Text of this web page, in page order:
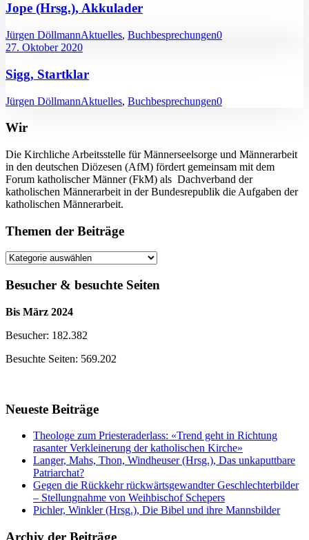
Jope (Hrsg.), Akkulader
Jürgen DöllmannAktuelles, Buchbesprechungen0
27. Oktober 2020
Sigg, Startklar
Jürgen DöllmannAktuelles, Buchbesprechungen0
Wir
Die Kirchliche Arbeitsstelle für Männerseelsorge und Männerarbeit
in den deutschen Diözesen (AfM) fördert gemeinsam mit dem
Forum katholischer Männer (FkM) als Dachverband der
katholischen Männerarbeit in der Bundesrepublik die Aufgaben der
katholischen Männerarbeit.
Themen der Beiträge
Themen
Beiträge
Besucher & besuchte Seiten
Bis März 2024
Besucher: 182.382
Besuchte Seiten: 569.202
Neueste Beiträge
Theologe zum Priesteraderlass: «Trend geht in Richtung
rasanter Verkleinerung der katholischen Kirche»
Langer, Mahs, Thon, Windheuser (Hrsg.), Das unkaputtbare
Patriarchat?
Gegen die Rückkehr rückwärtsgewandter Geschlechterbilder
– Stellungnahme von Weihbischof Schepers
Pichler, Winkler (Hrsg.), Die Bibel und ihre Mannsbilder
Archiv der Beiträge